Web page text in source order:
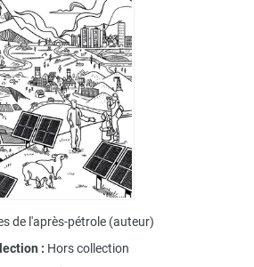
de l'après-pétrole(auteur)
: Hors collection